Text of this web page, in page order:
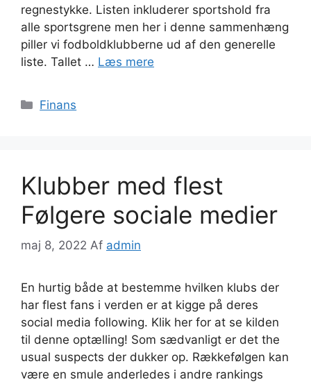
regnestykke. Listen inkluderer sportshold fra
alle sportsgrene men her i denne sammenhæng
piller vi fodboldklubberne ud af den generelle
liste. Tallet … Læs mere
Kategorier
Finans
Klubber med flest
Følgere sociale medier
maj 8, 2022 Af admin
En hurtig både at bestemme hvilken klubs der
har flest fans i verden er at kigge på deres
social media following. Klik her for at se kilden
til denne optælling! Som sædvanligt er det the
usual suspects der dukker op. Rækkefølgen kan
være en smule anderledes i andre rankings